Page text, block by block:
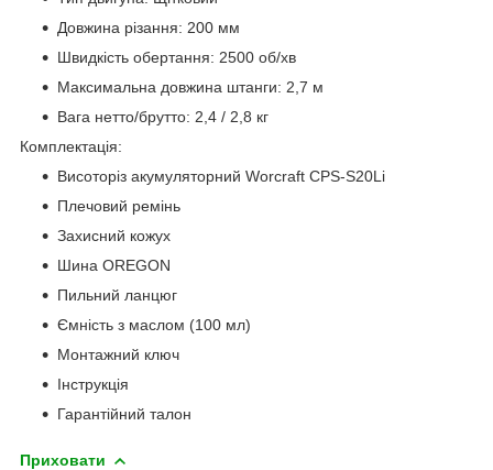
Довжина різання: 200 мм
Швидкість обертання: 2500 об/хв
Максимальна довжина штанги: 2,7 м
Вага нетто/брутто: 2,4 / 2,8 кг
Комплектація:
Висоторіз акумуляторний Worcraft CPS-S20Li
Плечовий ремінь
Захисний кожух
Шина OREGON
Пильний ланцюг
Ємність з маслом (100 мл)
Монтажний ключ
Інструкція
Гарантійний талон
Приховати